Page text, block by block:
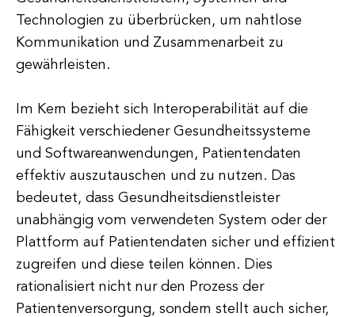
Technologien zu überbrücken, um nahtlose
Kommunikation und Zusammenarbeit zu
gewährleisten.
Im Kern bezieht sich Interoperabilität auf die
Fähigkeit verschiedener Gesundheitssysteme
und Softwareanwendungen, Patientendaten
effektiv auszutauschen und zu nutzen. Das
bedeutet, dass Gesundheitsdienstleister
unabhängig vom verwendeten System oder der
Plattform auf Patientendaten sicher und effizient
zugreifen und diese teilen können. Dies
rationalisiert nicht nur den Prozess der
Patientenversorgung, sondern stellt auch sicher,